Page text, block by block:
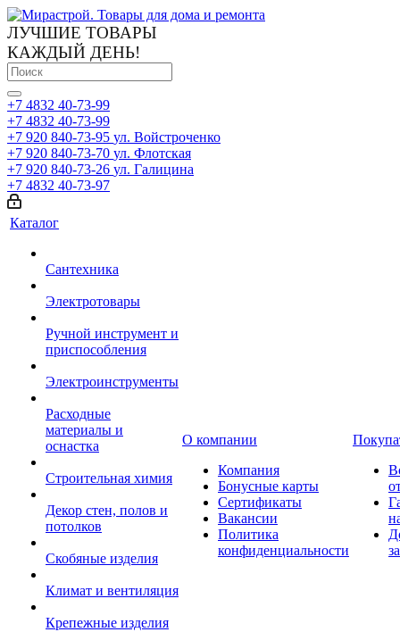
ЛУЧШИЕ ТОВАРЫ
КАЖДЫЙ ДЕНЬ!
+7 4832 40-73-99
+7 4832 40-73-99
+7 920 840-73-95 ул. Войстроченко
+7 920 840-73-70 ул. Флотская
+7 920 840-73-26 ул. Галицина
+7 4832 40-73-97
Каталог
Сантехника
Электротовары
Ручной инструмент и
приспособления
Электроинструменты
Расходные
материалы и
оснастка
Строительная химия
Декор стен, полов и
потолков
Скобяные изделия
Климат и вентиляция
Крепежные изделия
О компании
Компания
Бонусные карты
Сертификаты
Вакансии
Политика
конфиденциальности